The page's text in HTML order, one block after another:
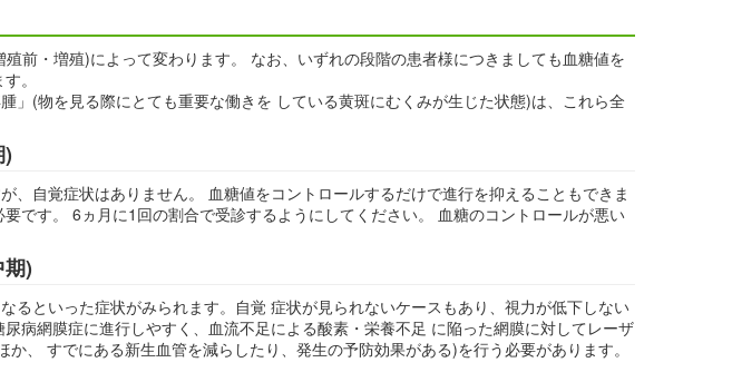
前・増殖)によって変わります。 なお、いずれの段階の患者様につきましても血糖値を
。
」(物を見る際にとても重要な働きを している黄斑にむくみが生じた状態)は、これら全
、自覚症状はありません。 血糖値をコントロールするだけで進行を抑えることもできま
です。 6ヵ月に1回の割合で受診するようにしてください。 血糖のコントロールが悪い
)
るといった症状がみられます。自覚 症状が見られないケースもあり、視力が低下しない
病網膜症に進行しやすく、血流不足による酸素・栄養不足 に陥った網膜に対してレーザ
、 すでにある新生血管を減らしたり、発生の予防効果がある)を行う必要があります。